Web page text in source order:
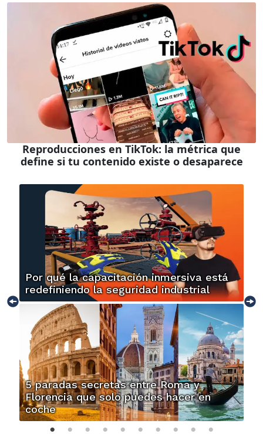
Reproducciones en TikTok: la métrica que
define si tu contenido existe o desaparece
Por qué la capacitación inmersiva está
redefiniendo la seguridad industrial
5 paradas secretas entre Roma y
Florencia que solo puedes hacer en
coche